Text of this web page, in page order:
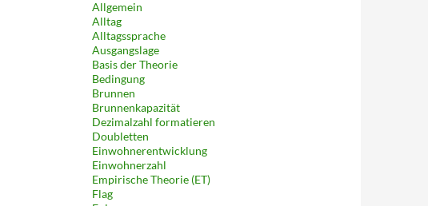
Allgemein
Alltag
Alltagssprache
Ausgangslage
Basis der Theorie
Bedingung
Brunnen
Brunnenkapazität
Dezimalzahl formatieren
Doubletten
Einwohnerentwicklung
Einwohnerzahl
Empirische Theorie (ET)
Flag